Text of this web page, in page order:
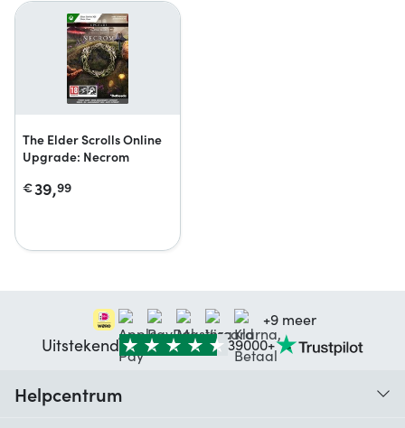
The Elder Scrolls Online
Upgrade: Necrom
€39,99
+9 meer
Uitstekend 39000+
Helpcentrum